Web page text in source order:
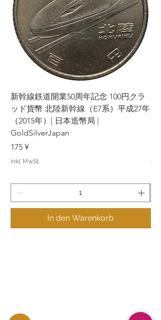
stornieren, können wir künftig keine
Geschäfte mehr mit Ihnen tätigen.
Bitte prüfen Sie vor Ihrer Bestellung
sorgfältig die Produkte und
Konditionen und treffen Sie Ihre
Entscheidung.
Wir danken Ihnen für Ihr Verständnis
und Ihre Mitarbeit. Ihre Zufriedenheit
hat für uns oberste Priorität und wir
werden unser Bestes tun, um Ihnen ein
angenehmes Einkaufserlebnis zu
bieten.
新幹線鉄道開業50周年記念 100円クラ
ッド貨幣 北陸新幹線（E7系）平成27年
（2015年）| 日本造幣局 |
GoldSilverJapan
Preis
175 ¥
inkl. MwSt.
In den Warenkorb